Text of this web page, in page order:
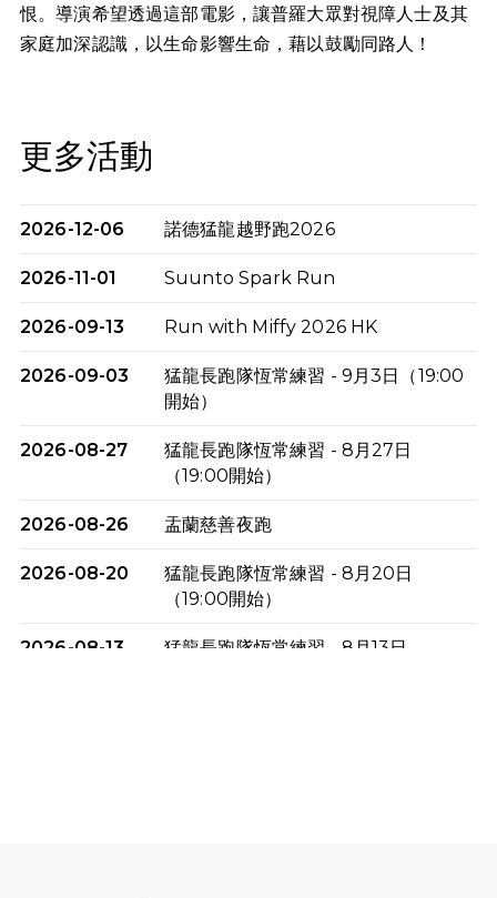
恨。導演希望透過這部電影，讓普羅大眾對視障人士及其
家庭加深認識，以生命影響生命，藉以鼓勵同路人！
更多活動
2026-12-06 諾德猛龍越野跑2026
2026-11-01 Suunto Spark Run
2026-09-13 Run with Miffy 2026 HK
2026-09-03
猛龍長跑隊恆常練習 - 9月3日（19:00
開始）
2026-08-27
猛龍長跑隊恆常練習 - 8月27日
（19:00開始）
2026-08-26 盂蘭慈善夜跑
2026-08-20
猛龍長跑隊恆常練習 - 8月20日
（19:00開始）
2026-08-13
猛龍長跑隊恆常練習 - 8月13日